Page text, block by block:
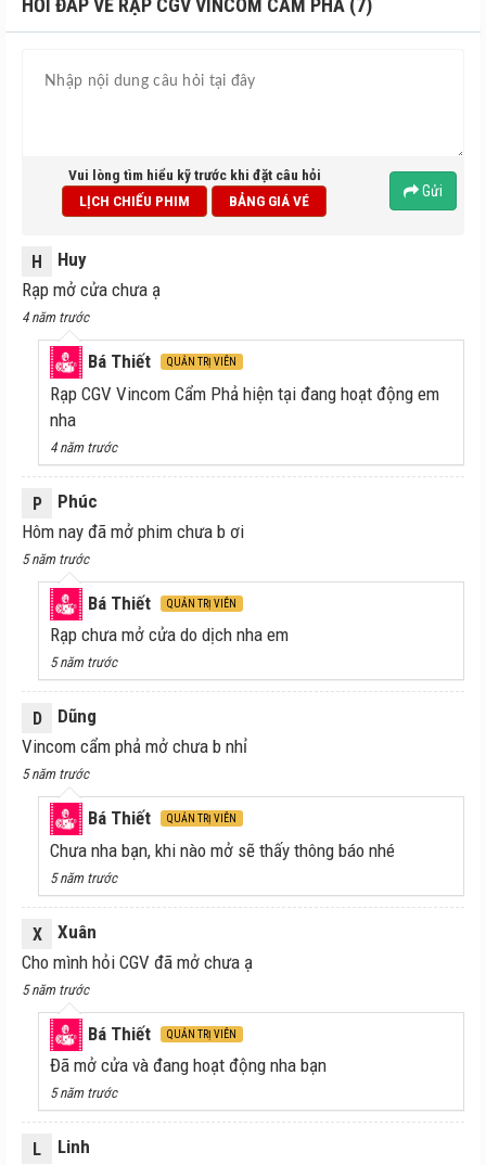
HỎI ĐÁP VỀ RẠP CGV VINCOM CẨM PHẢ (7)
Vui lòng tìm hiểu kỹ trước khi đặt câu hỏi
LỊCH CHIẾU PHIM
BẢNG GIÁ VÉ
Gửi
H
Huy
Rạp mở cửa chưa ạ
4 năm trước
Bá Thiết QUẢN TRỊ VIÊN
Rạp CGV Vincom Cẩm Phả hiện tại đang hoạt động em
nha
4 năm trước
P
Phúc
Hôm nay đã mở phim chưa b ơi
5 năm trước
Bá Thiết QUẢN TRỊ VIÊN
Rạp chưa mở cửa do dịch nha em
5 năm trước
D
Dũng
Vincom cẩm phả mở chưa b nhỉ
5 năm trước
Bá Thiết QUẢN TRỊ VIÊN
Chưa nha bạn, khi nào mở sẽ thấy thông báo nhé
5 năm trước
X
Xuân
Cho mình hỏi CGV đã mở chưa ạ
5 năm trước
Bá Thiết QUẢN TRỊ VIÊN
Đã mở cửa và đang hoạt động nha bạn
5 năm trước
L
Linh